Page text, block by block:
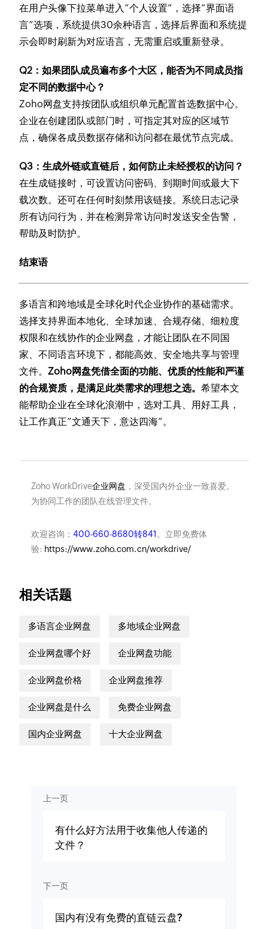
在用户头像下拉菜单进入“个人设置”，选择“界面语
言”选项，系统提供30余种语言，选择后界面和系统提
示会即时刷新为对应语言，无需重启或重新登录。
Q2：如果团队成员遍布多个大区，能否为不同成员指
定不同的数据中心？
Zoho网盘支持按团队或组织单元配置首选数据中心。
企业在创建团队或部门时，可指定其对应的区域节
点，确保各成员数据存储和访问都在最优节点完成。
Q3：生成外链或直链后，如何防止未经授权的访问？
在生成链接时，可设置访问密码、到期时间或最大下
载次数。还可在任何时刻禁用该链接。系统日志记录
所有访问行为，并在检测异常访问时发送安全告警，
帮助及时防护。
结束语
多语言和跨地域是全球化时代企业协作的基础需求。
选择支持界面本地化、全球加速、合规存储、细粒度
权限和在线协作的企业网盘，才能让团队在不同国
家、不同语言环境下，都能高效、安全地共享与管理
文件。Zoho网盘凭借全面的功能、优质的性能和严谨
的合规资质，是满足此类需求的理想之选。希望本文
能帮助企业在全球化浪潮中，选对工具、用好工具，
让工作真正“文通天下，意达四海”。
Zoho WorkDrive企业网盘 ，深受国内外企业一致喜爱。
为协同工作的团队在线管理文件。
欢迎咨询： 400-660-8680转841 。立即免费体
验: https://www.zoho.com.cn/workdrive/
相关话题
多语言企业网盘 多地域企业网盘
企业网盘哪个好 企业网盘功能
企业网盘价格 企业网盘推荐
企业网盘是什么 免费企业网盘
国内企业网盘 十大企业网盘
上一页
有什么好方法用于收集他人传递的
文件？
下一页
国内有没有免费的直链云盘?